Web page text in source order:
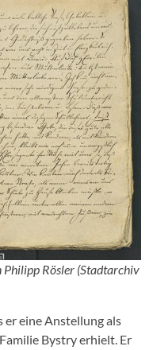
Philipp Rösler (Stadtarchiv
er eine Anstellung als
Bystry erhielt. Er